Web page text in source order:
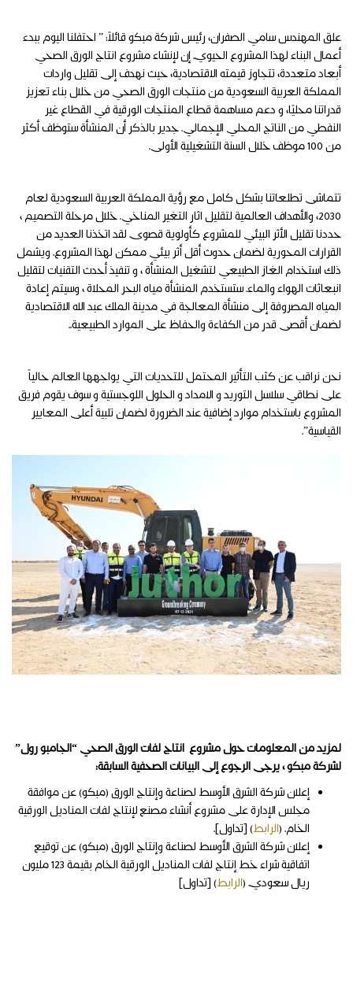
علق المهندس سامي الصفران، رئيس شركة مبكو قائلاً: ” احتفلنا اليوم ببدء
أعمال البناء لهذا المشروع الحيوي. إن لإنشاء مشروع انتاج الورق الصحي
أبعاد متعددة، تتجاوز قيمته الاقتصادية، حيث نهدف إلى تقليل واردات
المملكة العربية السعودية من منتجات الورق الصحي من خلال بناء تعزيز
قدراتنا محليًا، و دعم مساهمة قطاع المنتجات الورقية في القطاع غير
النفطي من الناتج المحلي الإجمالي. جدير بالذكر أن المنشأة ستوظف أكثر
من 100 موظف خلال السنة التشغيلية الأولى.
تتماشى تطلعاتنا بشكل كامل مع رؤية المملكة العربية السعودية لعام
2030، والأهداف العالمية لتقليل اثار التغير المناخي. خلال مرحلة التصميم ،
حددنا تقليل الأثر البيئي للمشروع كأولوية قصوى. لقد اتخذنا العديد من
القرارات المحورية لضمان حدوث أقل أثر بيئي ممكن لهذا المشروع. ويشمل
ذلك استخدام الغاز الطبيعي لتشغيل المنشأة ، و تنفيذ أحدث التقنيات لتقليل
انبعاثات الهواء والماء. ستستخدم المنشأة مياه البحر المحلاة ، وسيتم إعادة
المياه المصروفة إلى منشأة المعالجة في مدينة الملك عبد الله الاقتصادية
لضمان أقصى قدر من الكفاءة والحفاظ على الموارد الطبيعية..
نحن نراقب عن كثب التأثير المحتمل للتحديات التي يواجهها العالم حالياً
على نطاقي سلاسل التوريد و الامداد و الحلول اللوجستية و سوف يقوم فريق
المشروع باستخدام موارد إضافية عند الضرورة لضمان تلبية أعلى المعايير
القياسية”.
لمزيد من المعلومات حول مشروع انتاج لفات الورق الصحي “الجامبو رول”
لشركة مبكو ، يرجى الرجوع إلى البيانات الصحفية السابقة:
إعلان شركة الشرق الأوسط لصناعة وإنتاج الورق (مبكو) عن موافقة
مجلس الإدارة على مشروع أنشاء مصنع لإنتاج لفات المناديل الورقية
الخام. (الرابط) [تداول].
إعلان شركة الشرق الأوسط لصناعة وإنتاج الورق (مبكو) عن توقيع
اتفاقية شراء خط إنتاج لفات المناديل الورقية الخام بقيمة 123 مليون
ريال سعودي. (الرابط) [تداول]